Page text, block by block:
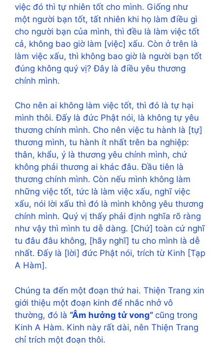
việc đó thì tự nhiên tốt cho mình. Giống như
một người bạn tốt, tất nhiên khi họ làm điều gì
cho người bạn của mình, thì đều là làm việc tốt
cả, không bao giờ làm [việc] xấu. Còn ở trên là
làm việc xấu, thì không bao giờ là người bạn tốt
đúng không quý vị? Đây là điều yêu thương
chính mình.
Cho nên ai không làm việc tốt, thì đó là tự hại
mình thôi. Đấy là đức Phật nói, là không tự yêu
thương chính mình. Cho nên việc tu hành là [tự]
thương mình, tu hành ít nhất trên ba nghiệp:
thân, khẩu, ý là thương yêu chính mình, chứ
không phải thương ai khác đâu. Đầu tiên là
thương chính mình. Còn nếu mình không làm
những việc tốt, tức là làm việc xấu, nghĩ việc
xấu, nói lời xấu thì đó là mình không yêu thương
chính mình. Quý vị thấy phải định nghĩa rõ ràng
như vậy thì mình tu dễ dàng. [Chứ] toàn cứ nghĩ
tu đâu đâu không, [hãy nghĩ] tu cho mình là dễ
nhất. Đấy là [lời] đức Phật nói, trích từ Kinh [Tạp
A Hàm].
Chúng ta đến một đoạn thứ hai. Thiện Trang xin
giới thiệu một đoạn kinh để nhắc nhở vô
thường, đó là “Âm hưởng tử vong” cũng trong
Kinh A Hàm. Kinh này rất dài, nên Thiện Trang
chỉ trích một đoạn thôi.